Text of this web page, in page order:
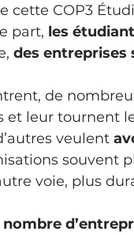
cette COP3
part, les
des entreprises
de
et leur tournent
veulent
souvent
voie, plus